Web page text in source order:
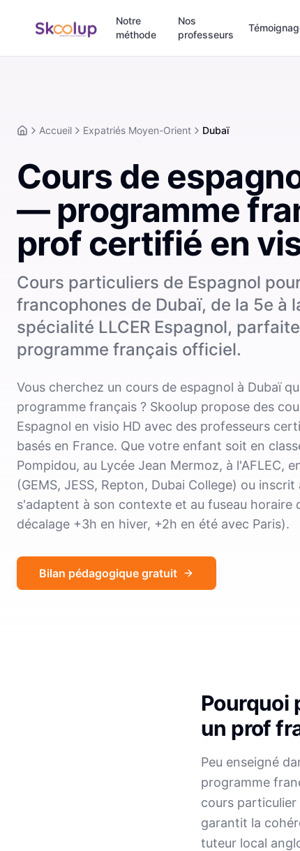
Notre
méthode
Nos
professeurs
AccueilAccueil Expatriés Moyen-Orient Dubaï
Cours de
— programme
prof certifié en
Cours particuliers de Espagnol
francophones de Dubaï, de la 5e à
spécialité LLCER Espagnol,
programme français officiel.
Vous cherchez un cours de espagnol à Dubaï
programme français ? Skoolup propose des
Espagnol en visio HD avec des professeurs
basés en France. Que votre enfant soit en
Pompidou, au Lycée Jean Mermoz, à l'AFLEC,
(GEMS, JESS, Repton, Dubai College) ou
s'adaptent à son contexte et au fuseau horaire
décalage +3h en hiver, +2h en été avec Paris).
Bilan pédagogique gratuit
Pourquoi
un prof
Peu enseigné
programme
cours particulier
garantit la
tuteur local